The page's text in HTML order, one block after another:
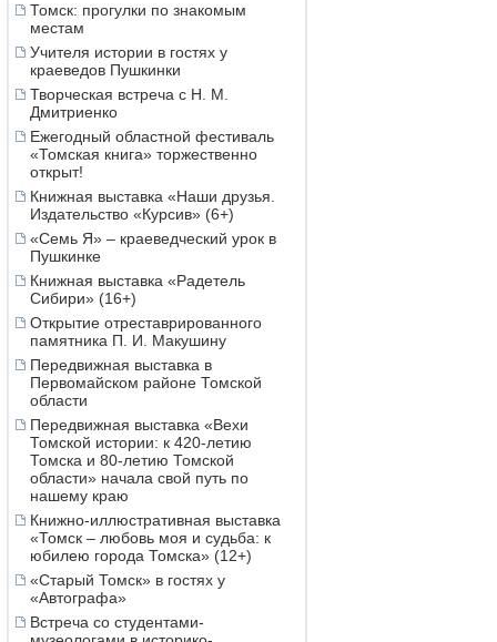
Томск: прогулки по знакомым
местам
Учителя истории в гостях у
краеведов Пушкинки
Творческая встреча с Н. М.
Дмитриенко
Ежегодный областной фестиваль
«Томская книга» торжественно
открыт!
Книжная выставка «Наши друзья.
Издательство «Курсив» (6+)
«Семь Я» – краеведческий урок в
Пушкинке
Книжная выставка «Радетель
Сибири» (16+)
Открытие отреставрированного
памятника П. И. Макушину
Передвижная выставка в
Первомайском районе Томской
области
Передвижная выставка «Вехи
Томской истории: к 420-летию
Томска и 80-летию Томской
области» начала свой путь по
нашему краю
Книжно-иллюстративная выставка
«Томск – любовь моя и судьба: к
юбилею города Томска» (12+)
«Старый Томск» в гостях у
«Автографа»
Встреча со студентами-